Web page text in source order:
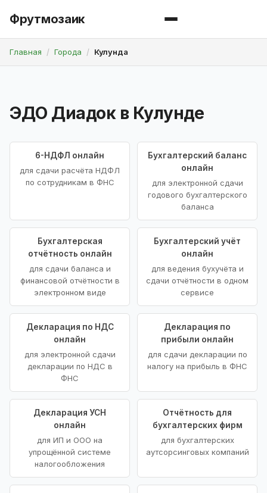
Фрутмозаик
Главная Города Кулунда
ЭДО Диадок в Кулунде
6-НДФЛ онлайн
для сдачи расчёта НДФЛ
по сотрудникам в ФНС
Бухгалтерский баланс
онлайн
для электронной сдачи
годового бухгалтерского
баланса
Бухгалтерская
отчётность онлайн
для сдачи баланса и
финансовой отчётности в
электронном виде
Бухгалтерский учёт
онлайн
для ведения бухучёта и
сдачи отчётности в одном
сервисе
Декларация по НДС
онлайн
для электронной сдачи
декларации по НДС в
ФНС
Декларация по
прибыли онлайн
для сдачи декларации по
налогу на прибыль в ФНС
Декларация УСН
онлайн
для ИП и ООО на
упрощённой системе
налогообложения
Отчётность для
бухгалтерских фирм
для бухгалтерских
аутсорсинговых компаний